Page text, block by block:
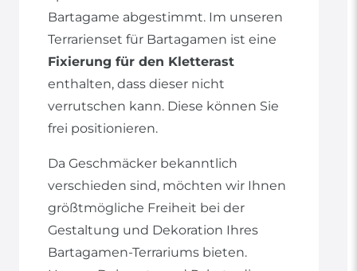
Bartagame abgestimmt. Im unseren
Terrarienset für Bartagamen ist eine
Fixierung für den Kletterast
enthalten, dass dieser nicht
verrutschen kann. Diese können Sie
frei positionieren.
Da Geschmäcker bekanntlich
verschieden sind, möchten wir Ihnen
größtmögliche Freiheit bei der
Gestaltung und Dekoration Ihres
Bartagamen-Terrariums bieten.